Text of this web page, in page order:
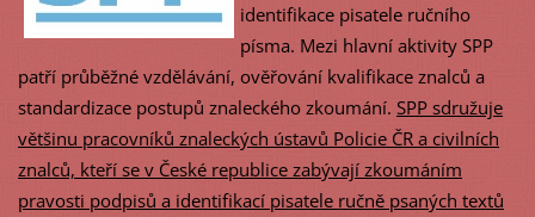
identifikace pisatele ručního
písma. Mezi hlavní aktivity SPP
patří průběžné vzdělávání, ověřování kvalifikace znalců a
standardizace postupů znaleckého zkoumání. SPP sdružuje
většinu pracovníků znaleckých ústavů Policie ČR a civilních
znalců, kteří se v České republice zabývají zkoumáním
pravosti podpisů a identifikací pisatele ručně psaných textů